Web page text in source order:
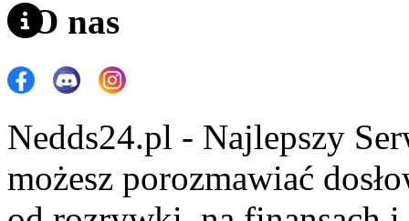
O nas
Nedds24.pl - Najlepszy
możesz porozmawiać